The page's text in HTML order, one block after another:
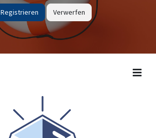
Registrieren Verwerfen